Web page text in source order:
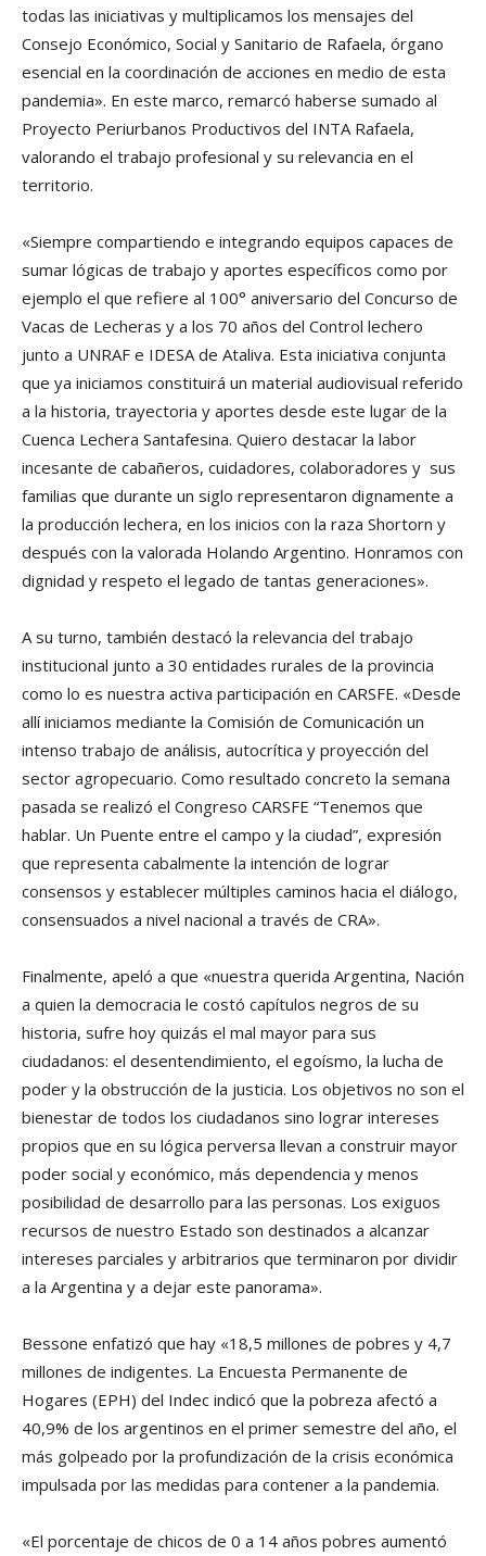
todas las iniciativas y multiplicamos los mensajes del
Consejo Económico, Social y Sanitario de Rafaela, órgano
esencial en la coordinación de acciones en medio de esta
pandemia». En este marco, remarcó haberse sumado al
Proyecto Periurbanos Productivos del INTA Rafaela,
valorando el trabajo profesional y su relevancia en el
territorio.
«Siempre compartiendo e integrando equipos capaces de
sumar lógicas de trabajo y aportes específicos como por
ejemplo el que refiere al 100° aniversario del Concurso de
Vacas de Lecheras y a los 70 años del Control lechero
junto a UNRAF e IDESA de Ataliva. Esta iniciativa conjunta
que ya iniciamos constituirá un material audiovisual referido
a la historia, trayectoria y aportes desde este lugar de la
Cuenca Lechera Santafesina. Quiero destacar la labor
incesante de cabañeros, cuidadores, colaboradores y sus
familias que durante un siglo representaron dignamente a
la producción lechera, en los inicios con la raza Shortorn y
después con la valorada Holando Argentino. Honramos con
dignidad y respeto el legado de tantas generaciones».
A su turno, también destacó la relevancia del trabajo
institucional junto a 30 entidades rurales de la provincia
como lo es nuestra activa participación en CARSFE. «Desde
allí iniciamos mediante la Comisión de Comunicación un
intenso trabajo de análisis, autocrítica y proyección del
sector agropecuario. Como resultado concreto la semana
pasada se realizó el Congreso CARSFE “Tenemos que
hablar. Un Puente entre el campo y la ciudad”, expresión
que representa cabalmente la intención de lograr
consensos y establecer múltiples caminos hacia el diálogo,
consensuados a nivel nacional a través de CRA».
Finalmente, apeló a que «nuestra querida Argentina, Nación
a quien la democracia le costó capítulos negros de su
historia, sufre hoy quizás el mal mayor para sus
ciudadanos: el desentendimiento, el egoísmo, la lucha de
poder y la obstrucción de la justicia. Los objetivos no son el
bienestar de todos los ciudadanos sino lograr intereses
propios que en su lógica perversa llevan a construir mayor
poder social y económico, más dependencia y menos
posibilidad de desarrollo para las personas. Los exiguos
recursos de nuestro Estado son destinados a alcanzar
intereses parciales y arbitrarios que terminaron por dividir
a la Argentina y a dejar este panorama».
Bessone enfatizó que hay «18,5 millones de pobres y 4,7
millones de indigentes. La Encuesta Permanente de
Hogares (EPH) del Indec indicó que la pobreza afectó a
40,9% de los argentinos en el primer semestre del año, el
más golpeado por la profundización de la crisis económica
impulsada por las medidas para contener a la pandemia.
«El porcentaje de chicos de 0 a 14 años pobres aumentó